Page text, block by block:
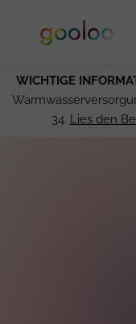
WICHTIGE
34. Lies den